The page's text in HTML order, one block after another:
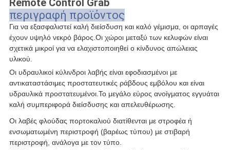
Remote Control Grab
περιγραφή προϊόντος
Για να εξασφαλιστεί καλή διείσδυση και καλό γέμισμα, οι αρπαγές
έχουν υψηλό νεκρό βάρος.Οι χώροι μεταξύ των κελυφών είναι
σχετικά μικροί για να ελαχιστοποιηθεί ο κίνδυνος απώλειας
υλικού.
Οι υδραυλικοί κύλινδροι λαβής είναι εφοδιασμένοι με
αντικαταστάσιμες προστατευτικές ράβδους εμβόλου και είναι
υδραυλικά προστατευμένοι.Το μεγάλο εύρος ανοίγματος εγγυάται
καλή συμπεριφορά διείσδυσης και απελευθέρωσης.
Οι λαβές φλούδας πορτοκαλιού διατίθενται με στροφέα ή
ενσωματωμένη περιστροφή (βαρέως τύπου) με στιβαρή
περιστροφή, ανάλογα με τον τύπο.